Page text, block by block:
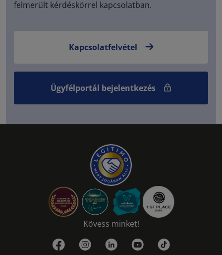
felmerült kérdéskörrel kapcsolatban.
Kapcsolatfelvétel
Ügyfélportál bejelentkezés
Kövess minket!